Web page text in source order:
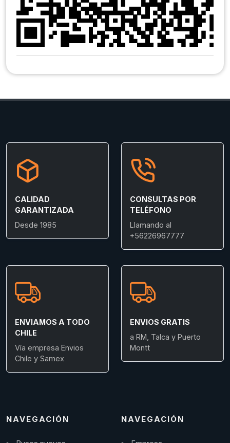
CALIDAD
GARANTIZADA
Desde 1985
CONSULTAS POR
TELÉFONO
Llamando al
+56226967777
ENVIAMOS A TODO
CHILE
Vía empresa Envios
Chile y Samex
ENVIOS GRATIS
a RM, Talca y Puerto
Montt
NAVEGACIÓN NAVEGACIÓN